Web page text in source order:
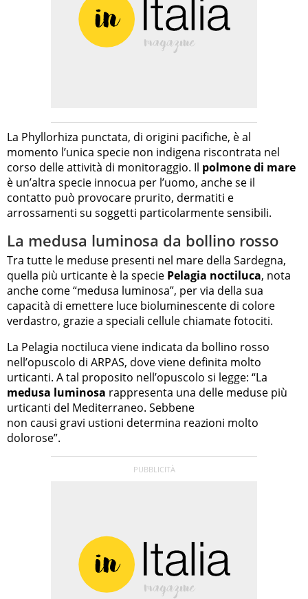
La Phyllorhiza punctata, di origini pacifiche, è al
momento l’unica specie non indigena riscontrata nel
corso delle attività di monitoraggio. Il polmone di mare
è un’altra specie innocua per l’uomo, anche se il
contatto può provocare prurito, dermatiti e
arrossamenti su soggetti particolarmente sensibili.
La medusa luminosa da bollino rosso
Tra tutte le meduse presenti nel mare della Sardegna,
quella più urticante è la specie Pelagia noctiluca, nota
anche come “medusa luminosa”, per via della sua
capacità di emettere luce bioluminescente di colore
verdastro, grazie a speciali cellule chiamate fotociti.
La Pelagia noctiluca viene indicata da bollino rosso
nell’opuscolo di ARPAS, dove viene definita molto
urticanti. A tal proposito nell’opuscolo si legge: “La
medusa luminosa rappresenta una delle meduse più
urticanti del Mediterraneo. Sebbene
non causi gravi ustioni determina reazioni molto
dolorose”.